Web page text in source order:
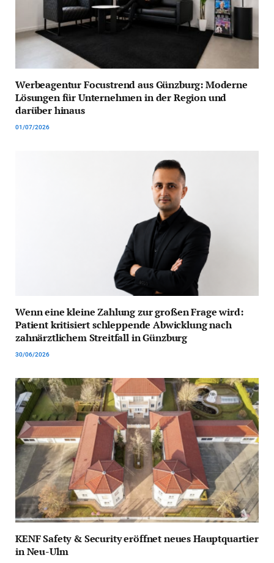
Werbeagentur Focustrend aus Günzburg: Moderne
Lösungen für Unternehmen in der Region und
darüber hinaus
01/07/2026
Wenn eine kleine Zahlung zur großen Frage wird:
Patient kritisiert schleppende Abwicklung nach
zahnärztlichem Streitfall in Günzburg
30/06/2026
KENF Safety & Security eröffnet neues Hauptquartier
in Neu-Ulm